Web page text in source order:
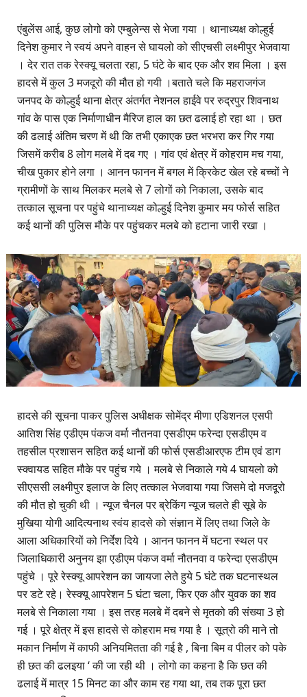
एंबुलेंस आई, कुछ लोगो को एम्बुलेन्स से भेजा गया । थानाध्यक्ष कोल्हुई
दिनेश कुमार ने स्वयं अपने वाहन से घायलो को सीएचसी लक्ष्मीपुर भेजवाया
। देर रात तक रेस्क्यू चलता रहा, 5 घंटे के बाद एक और शव मिला । इस
हादसे में कुल 3 मजदूरो की मौत हो गयी ।बताते चले कि महराजगंज
जनपद के कोल्हुई थाना क्षेत्र अंतर्गत नेशनल हाईवे पर रुद्रपुर शिवनाथ
गांव के पास एक निर्माणाधीन मैरिज हाल का छत ढलाई हो रहा था । छत
की ढलाई अंतिम चरण में थी कि तभी एकाएक छत भरभरा कर गिर गया
जिसमें करीब 8 लोग मलबे में दब गए । गांव एवं क्षेत्र में कोहराम मच गया,
चीख पुकार होने लगा । आनन फानन में बगल में क्रिकेट खेल रहे बच्चों ने
ग्रामीणों के साथ मिलकर मलबे से 7 लोगों को निकाला, उसके बाद
तत्काल सूचना पर पहुंचे थानाध्यक्ष कोल्हुई दिनेश कुमार मय फोर्स सहित
कई थानों की पुलिस मौके पर पहुंचकर मलबे को हटाना जारी रखा ।
हादसे की सूचना पाकर पुलिस अधीक्षक सोमेंद्र मीणा एडिशनल एसपी
आतिश सिंह एडीएम पंकज वर्मा नौतनवा एसडीएम फरेन्दा एसडीएम व
तहसील प्रशासन सहित कई थानों की फोर्स एसडीआरएफ टीम एवं डाग
स्क्वायड सहित मौके पर पहुंच गये । मलबे से निकाले गये 4 घायलो को
सीएससी लक्ष्मीपुर इलाज के लिए तत्काल भेजवाया गया जिसमे दो मजदूरो
की मौत हो चुकी थी । न्यूज चैनल पर ब्रेकिंग न्यूज चलते ही सूबे के
मुखिया योगी आदित्यनाथ स्वंय हादसे को संज्ञान में लिए तथा जिले के
आला अधिकारियों को निर्देश दिये । आनन फानन में घटना स्थल पर
जिलाधिकारी अनुनय झा एडीएम पंकज वर्मा नौतनवा व फरेन्दा एसडीएम
पहुंचे । पूरे रेस्क्यू आपरेशन का जायजा लेते हुये 5 घंटे तक घटनास्थल
पर डटे रहे। रेस्क्यू आपरेशन 5 घंटा चला, फिर एक और युवक का शव
मलबे से निकाला गया । इस तरह मलबे में दबने से मृतको की संख्या 3 हो
गई । पूरे क्षेत्र में इस हादसे से कोहराम मच गया है । सूत्रो की माने तो
मकान निर्माण में काफी अनियमितता की गई है , बिना बिम व पीलर को पके
ही छत की ढलइया ‘ की जा रही थी । लोगो का कहना है कि छत की
ढलाई में मात्र 15 मिनट का और काम रह गया था, तब तक पूरा छत